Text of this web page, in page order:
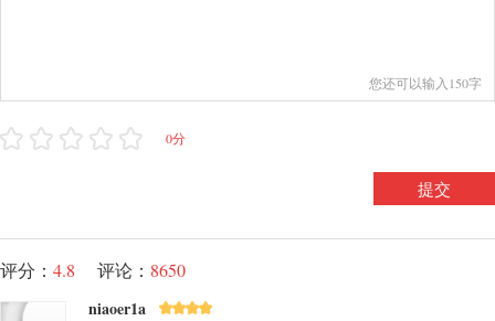
您还可以输入150字
0分
提交
评分： 4.8 评论： 8650
niaoer1a